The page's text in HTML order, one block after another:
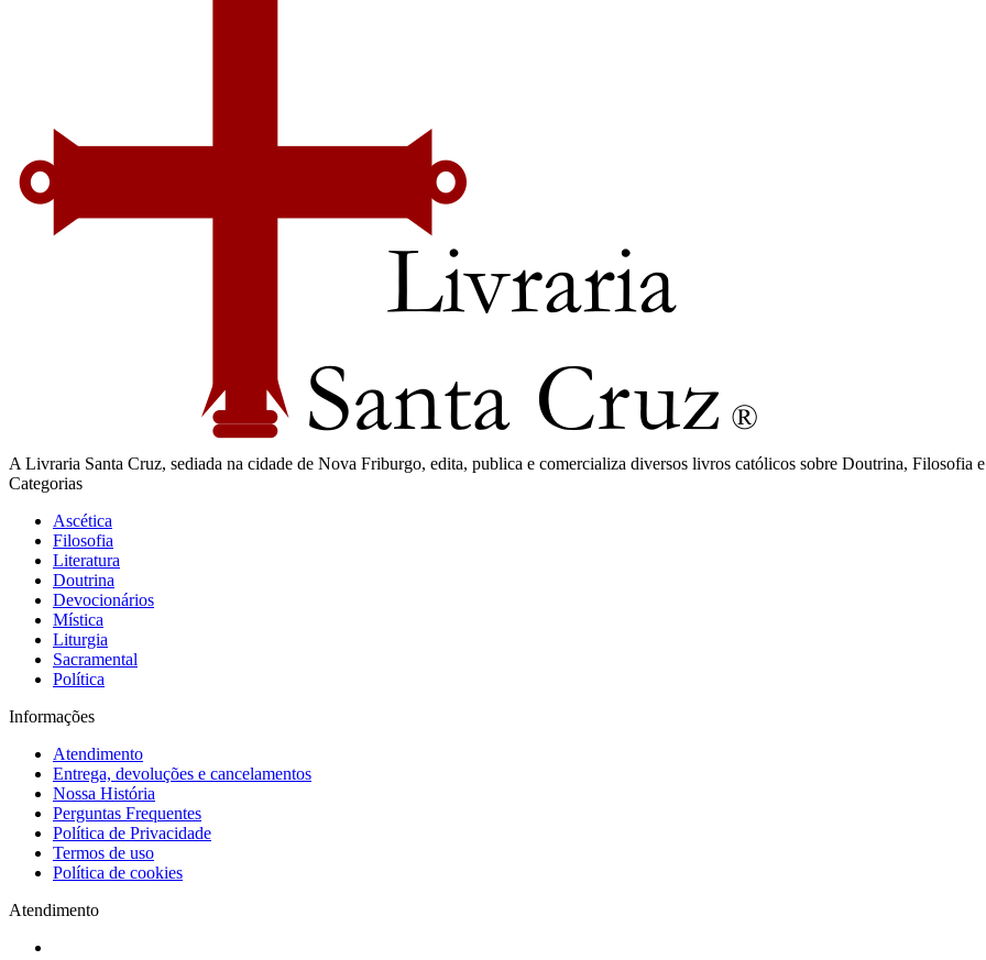
A Livraria Santa Cruz, sediada na cidade de Nova Friburgo, edita, publica e comercializa diversos livros católicos sobre Doutrina, Filosofia
Categorias
Ascética
Filosofia
Literatura
Doutrina
Devocionários
Mística
Liturgia
Sacramental
Política
Informações
Atendimento
Entrega, devoluções e cancelamentos
Nossa História
Perguntas Frequentes
Política de Privacidade
Termos de uso
Política de cookies
Atendimento